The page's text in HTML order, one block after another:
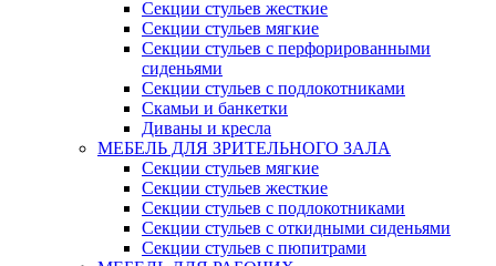
Секции стульев жесткие
Секции стульев мягкие
Секции стульев с перфорированными
сиденьями
Секции стульев с подлокотниками
Скамьи и банкетки
Диваны и кресла
МЕБЕЛЬ ДЛЯ ЗРИТЕЛЬНОГО ЗАЛА
Секции стульев мягкие
Секции стульев жесткие
Секции стульев с подлокотниками
Секции стульев с откидными сиденьями
Секции стульев с пюпитрами